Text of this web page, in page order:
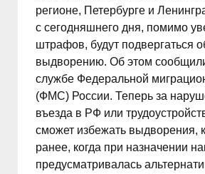
регионе, Петербурге и
с сегодняшнего дня, помимо
штрафов, будут подвергаться
выдворению. Об этом
службе Федеральной
(ФМС) России. Теперь за
въезда в РФ или
сможет избежать выдворения,
ранее, когда при назначении
предусматривалась